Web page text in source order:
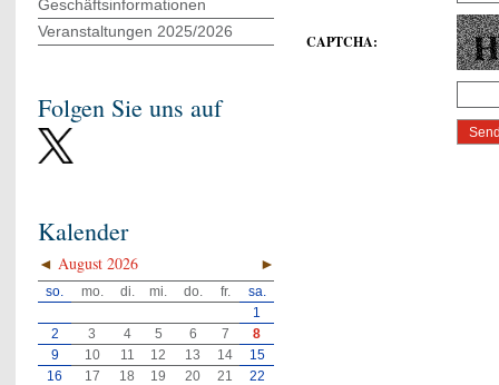
CAPTCHA:
Geschäftsinformationen
Veranstaltungen 2025/2026
Folgen Sie uns auf
Kalender
◄ ►
August 2026
so. mo. di. mi. do. fr.
sa.
1
2
3 4 5 6 7
8
9
10 11 12 13 14
15
16
17 18 19 20 21
22